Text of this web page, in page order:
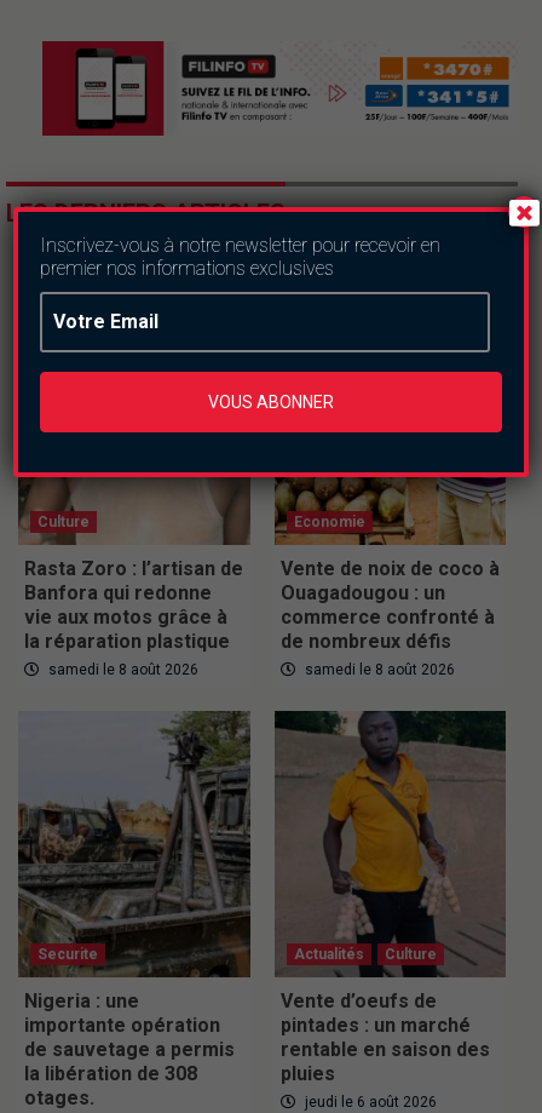
LES DERNIERS ARTICLES
Culture
Rasta Zoro : l’artisan de
Banfora qui redonne
vie aux motos grâce à
la réparation plastique
samedi le 8 août 2026
Economie
Vente de noix de coco à
Ouagadougou : un
commerce confronté à
de nombreux défis
samedi le 8 août 2026
Securite
Nigeria : une
importante opération
de sauvetage a permis
la libération de 308
otages.
Actualités Culture
Vente d’oeufs de
pintades : un marché
rentable en saison des
pluies
jeudi le 6 août 2026
Inscrivez-vous à notre newsletter pour recevoir en
premier nos informations exclusives
VOUS ABONNER